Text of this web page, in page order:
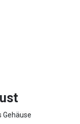
Gehäuse